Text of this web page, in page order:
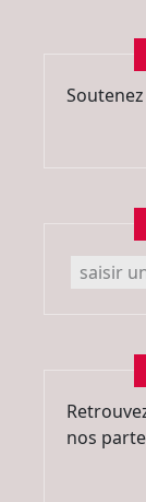
nos